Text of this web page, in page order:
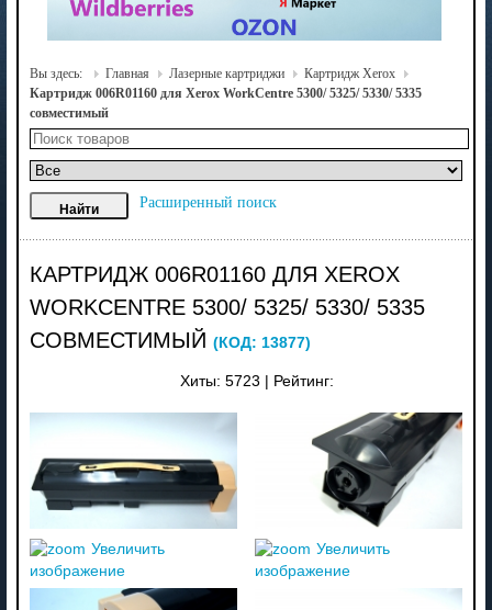
Вы здесь: Главная Лазерные картриджи
Картридж Xerox
Картридж 006R01160 для Xerox WorkCentre 5300/ 5325/ 5330/ 5335
совместимый
Расширенный поиск
КАРТРИДЖ 006R01160 ДЛЯ XEROX
WORKCENTRE 5300/ 5325/ 5330/ 5335
СОВМЕСТИМЫЙ (КОД: 13877)
Хиты: 5723 Рейтинг:
Увеличить
изображение
Увеличить
изображение